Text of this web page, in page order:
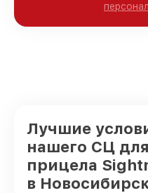
Лучшие
нашего СЦ
прицела
в